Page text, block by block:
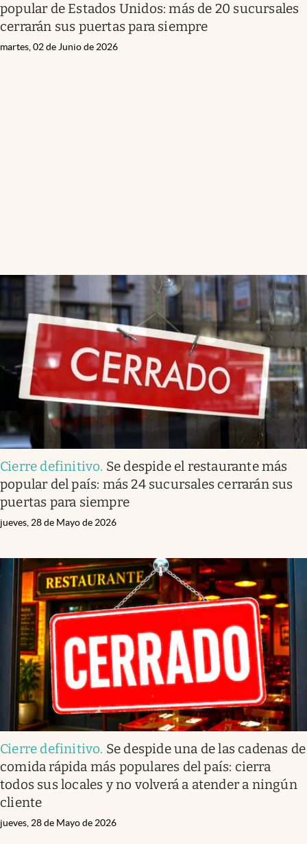
popular de Estados Unidos: más de 20 sucursales
cerrarán sus puertas para siempre
martes, 02 de Junio de 2026
Cierre definitivo. Se despide el restaurante más
popular del país: más 24 sucursales cerrarán sus
puertas para siempre
jueves, 28 de Mayo de 2026
Cierre definitivo. Se despide una de las cadenas de
comida rápida más populares del país: cierra
todos sus locales y no volverá a atender a ningún
cliente
jueves, 28 de Mayo de 2026